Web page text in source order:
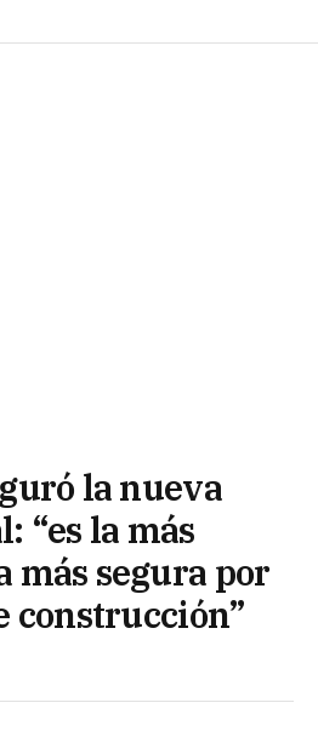
la nueva
“es la más
más segura por
construcción”